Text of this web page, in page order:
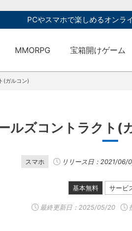
PCやスマホで楽しめるオンラ
MMORPG 宝箱開けゲーム
(ガルコン)
ルズコントラクト(
スマホ リリース日：2021/06/
基本無料 サービ
最終更新日： 2025/05/20